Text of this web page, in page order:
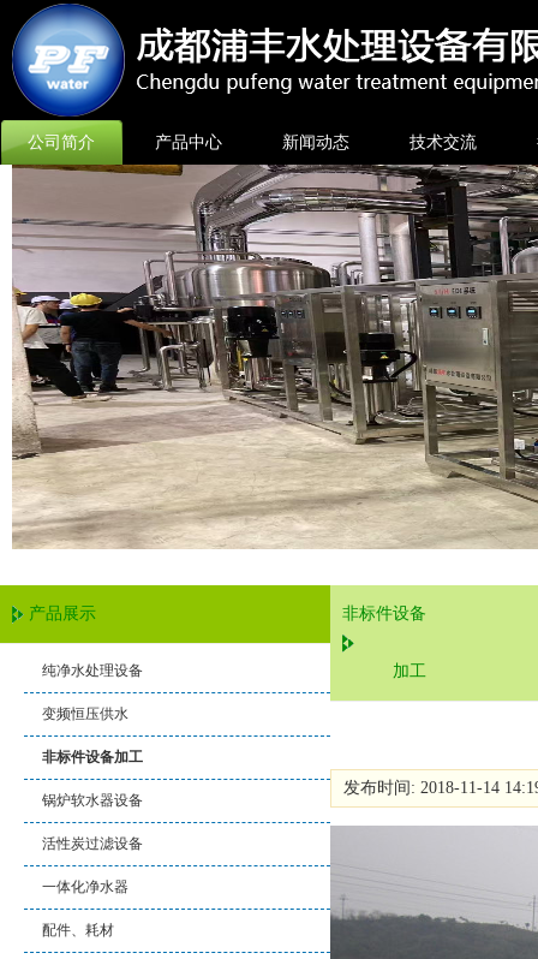
公司简介 产品中心 新闻动态 技术交流
产品展示
纯净水处理设备
变频恒压供水
非标件设备加工
锅炉软水器设备
活性炭过滤设备
一体化净水器
配件、耗材
非标件设备
加工
发布时间: 2018-11-14